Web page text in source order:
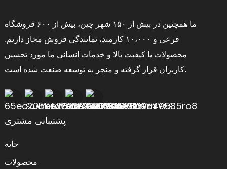
ما همچنین در بیش از ۱۵۰ شهر چین، بیش از ۶۰۰ فروشگاه
فرعی و ۱۰،۰۰۰ کارمند، نمایندگی فروش مجاز داریم.
محصولات با کیفیت بالا و خدمات انسانی ما مورد تحسین
کاربران قرار گرفته و منجر به توسعه صنعت شده است.
پشتیبانی مشتری
خانه
محصولات